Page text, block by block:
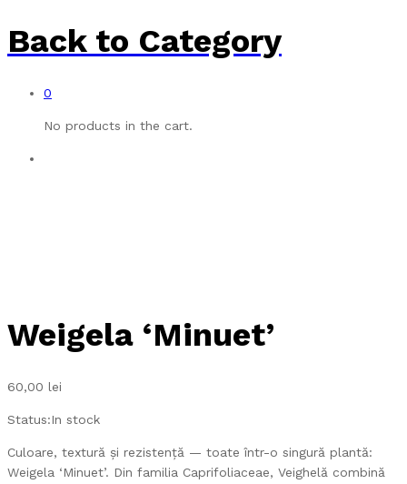
Back to Category
0
No products in the cart.
Weigela ‘Minuet’
60,00 lei
Status:In stock
Culoare, textură și rezistență — toate într-o singură plantă:
Weigela ‘Minuet’. Din familia Caprifoliaceae, Veighelă combină